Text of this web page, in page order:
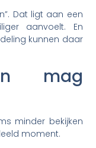
Dat ligt aan een
aanvoelt. En
kunnen daar
mag
minder bekijken
moment.